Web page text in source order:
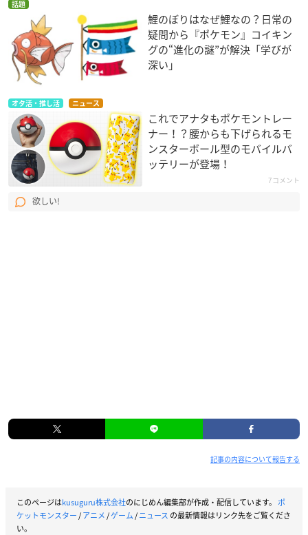
話題
鯉のぼりはなぜ鯉なの？日常の
疑問から『ポケモン』コイキン
グの“進化の謎”が解決「学びが
深い」
オタ活・推し活 ニュース
これでアナタもポケモントレー
ナー！？腰からも下げられるモ
ンスターボール型のモバイルバ
ッテリーが登場！
7コメント
欲しい!
記事の内容について報告する
このページはkusuguru株式会社のにじめん編集部が作成・配信しています。 ポ
ケットモンスター/アニメ/ゲーム/ニュース の最新情報はリンク先をご覧くださ
い。